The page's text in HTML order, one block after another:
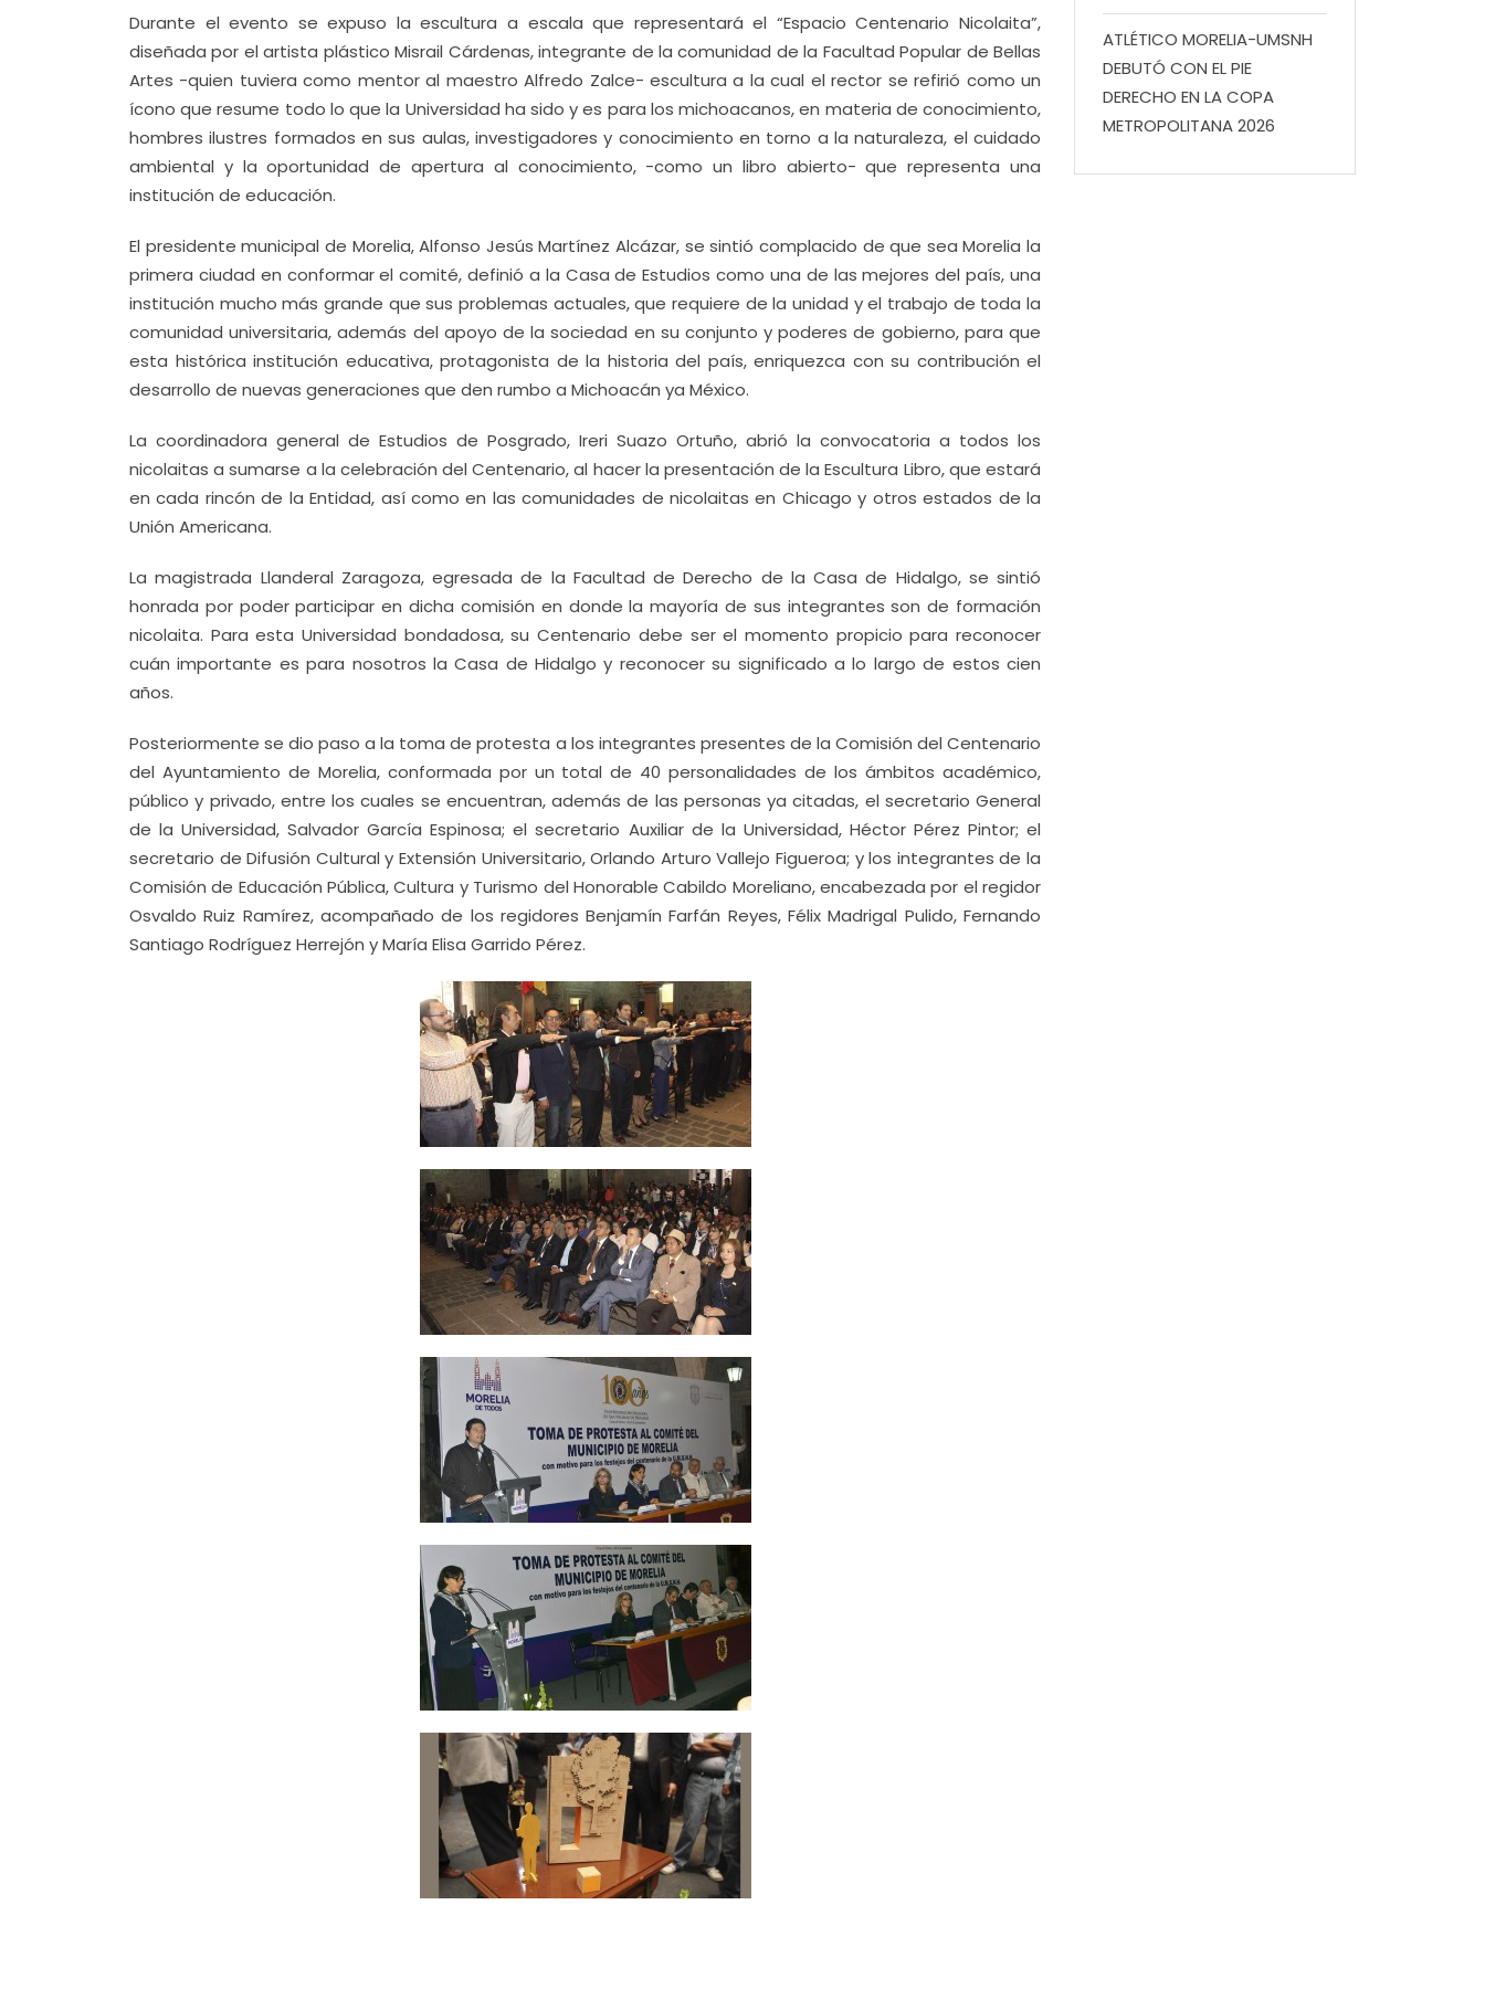
Durante el evento se expuso la escultura a escala que representará el “Espacio Centenario Nicolaita”,
diseñada por el artista plástico Misrail Cárdenas, integrante de la comunidad de la Facultad Popular de Bellas
Artes -quien tuviera como mentor al maestro Alfredo Zalce- escultura a la cual el rector se refirió como un
ícono que resume todo lo que la Universidad ha sido y es para los michoacanos, en materia de conocimiento,
hombres ilustres formados en sus aulas, investigadores y conocimiento en torno a la naturaleza, el cuidado
ambiental y la oportunidad de apertura al conocimiento, -como un libro abierto- que representa una
institución de educación.
El presidente municipal de Morelia, Alfonso Jesús Martínez Alcázar, se sintió complacido de que sea Morelia la
primera ciudad en conformar el comité, definió a la Casa de Estudios como una de las mejores del país, una
institución mucho más grande que sus problemas actuales, que requiere de la unidad y el trabajo de toda la
comunidad universitaria, además del apoyo de la sociedad en su conjunto y poderes de gobierno, para que
esta histórica institución educativa, protagonista de la historia del país, enriquezca con su contribución el
desarrollo de nuevas generaciones que den rumbo a Michoacán ya México.
La coordinadora general de Estudios de Posgrado, Ireri Suazo Ortuño, abrió la convocatoria a todos los
nicolaitas a sumarse a la celebración del Centenario, al hacer la presentación de la Escultura Libro, que estará
en cada rincón de la Entidad, así como en las comunidades de nicolaitas en Chicago y otros estados de la
Unión Americana.
La magistrada Llanderal Zaragoza, egresada de la Facultad de Derecho de la Casa de Hidalgo, se sintió
honrada por poder participar en dicha comisión en donde la mayoría de sus integrantes son de formación
nicolaita. Para esta Universidad bondadosa, su Centenario debe ser el momento propicio para reconocer
cuán importante es para nosotros la Casa de Hidalgo y reconocer su significado a lo largo de estos cien
años.
Posteriormente se dio paso a la toma de protesta a los integrantes presentes de la Comisión del Centenario
del Ayuntamiento de Morelia, conformada por un total de 40 personalidades de los ámbitos académico,
público y privado, entre los cuales se encuentran, además de las personas ya citadas, el secretario General
de la Universidad, Salvador García Espinosa; el secretario Auxiliar de la Universidad, Héctor Pérez Pintor; el
secretario de Difusión Cultural y Extensión Universitario, Orlando Arturo Vallejo Figueroa; y los integrantes de la
Comisión de Educación Pública, Cultura y Turismo del Honorable Cabildo Moreliano, encabezada por el regidor
Osvaldo Ruiz Ramírez, acompañado de los regidores Benjamín Farfán Reyes, Félix Madrigal Pulido, Fernando
Santiago Rodríguez Herrejón y María Elisa Garrido Pérez.
ATLÉTICO MORELIA-UMSNH
DEBUTÓ CON EL PIE
DERECHO EN LA COPA
METROPOLITANA 2026